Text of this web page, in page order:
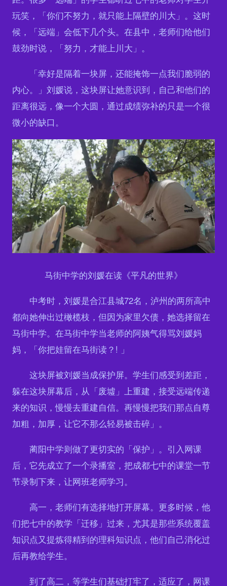
玩笑，「你们不努力，就只能上隔壁的川大」。这时
候，「远端」会低下几个头。在县中，老师们给他们
鼓劲时说，「努力，才能上川大」。
「幸好是隔着一块屏，还能掩饰一点我们脆弱的
内心。」刘媛说，这块屏让她意识到，自己和他们的
距离很远，像一个大圆，通过成绩弥补的只是一个很
微小的缺口。
马街中学的刘媛在读《平凡的世界》
中考时，刘媛是合江县城72名，泸州的两所高中
都向她伸出过橄榄枝，但因为家里欠债，她选择留在
马街中学。在马街中学当老师的阿姨气得骂刘媛妈
妈，「你把娃留在马街读？! 」
这块屏被刘媛当成保护屏。学生们感受到差距，
躲在这块屏幕后，从「废墟」上重建，接受远端传递
来的知识，慢慢去重建自信。再慢慢把我们那点自尊
加粗，加厚，让它不那么轻易被击碎」。
蔺阳中学则做了更切实的「保护」。引入网课
后，它先成立了一个录播室，把成都七中的课堂一节
节录制下来，让网班老师学习。
高一，老师们有选择地打开屏幕。更多时候，他
们把七中的教学「迁移」过来，尤其是那些系统覆盖
知识点又提炼得精到的理科知识点，他们自己消化过
后再教给学生。
到了高二，等学生们基础打牢了，适应了，网课